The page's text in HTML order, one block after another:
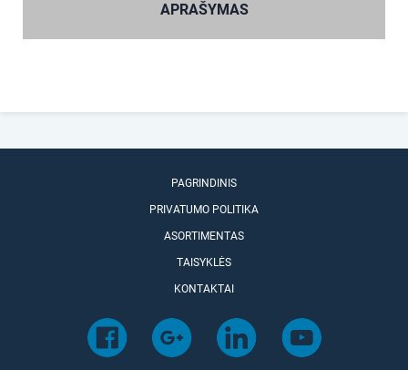
APRAŠYMAS
PAGRINDINIS
PRIVATUMO POLITIKA
ASORTIMENTAS
TAISYKLĖS
KONTAKTAI